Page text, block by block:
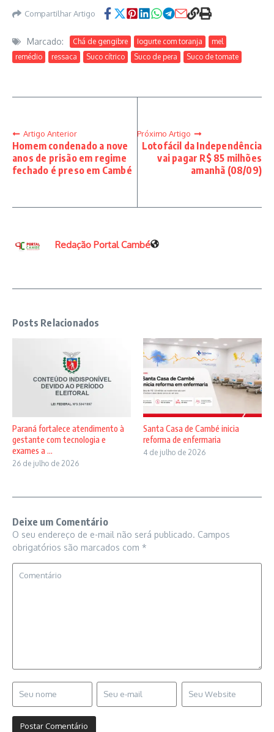
Compartilhar Artigo
Marcado: Chá de gengibre Iogurte com toranja
mel
remédio
ressaca Suco cítrico Suco de pera Suco de tomate
Artigo Anterior
Homem condenado a nove
anos de prisão em regime
fechado é preso em Cambé
Próximo Artigo
Lotofácil da Independência
vai pagar R$ 85 milhões
amanhã (08/09)
Redação Portal Cambé
Posts Relacionados
Paraná fortalece atendimento à
gestante com tecnologia e
exames a ...
26 de julho de 2026
Santa Casa de Cambé inicia
reforma de enfermaria
4 de julho de 2026
Deixe um Comentário
O seu endereço de e-mail não será publicado. Campos
obrigatórios são marcados com *